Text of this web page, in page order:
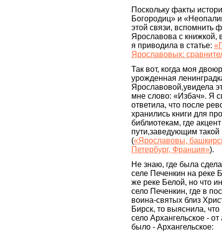
Поскольку факты
Богородиц» и
этой связи, вспомнить
Ярославова с книжкой,
я приводила в статье:
Ярославовых:
Так вот, когда моя
урожденная
Ярославовой,увидела
мне слово: «Избач». Я
ответила, что после
хранились книги для
библиотекам, где
пути,заведующим
(«Ярославовы,
Петербург, Франция»).
Не знаю, где была
селе Печенкин на реке
же реке Белой, но что
село Печенкин, где в
воина-святых близ
Бирск, то выяснила,
село Архангельское -
было - Архангельское: